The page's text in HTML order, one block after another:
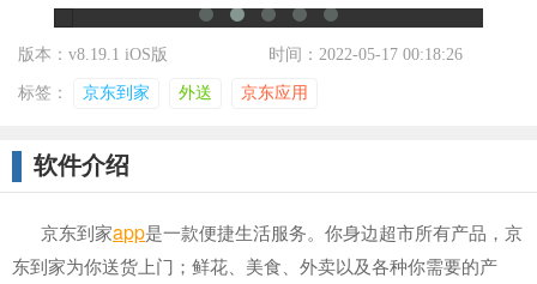
版本：v8.19.1 iOS版 时间：2022-05-17 00:18:26
标签： 京东到家 外送 京东应用
软件介绍
京东到家app是一款便捷生活服务。你身边超市所有产品，京
东到家为你送货上门；鲜花、美食、外卖以及各种你需要的产